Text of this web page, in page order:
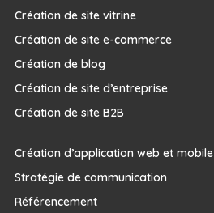
Création de site vitrine
Création de site e-commerce
Création de blog
Création de site d’entreprise
Création de site B2B
Création d’application web et mobile
Stratégie de communication
Référencement